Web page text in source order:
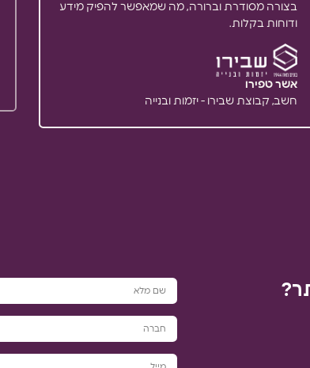
בצורה מסודרת וברורה, מה שמאפשר להפיק מידע
ודוחות בקלות.
אשר טפירו
חשב, קבוצת שבירו - יזמות ובנייה